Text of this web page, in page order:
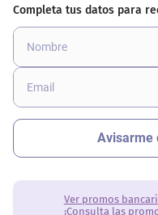
Ver promos
¡Consulta las